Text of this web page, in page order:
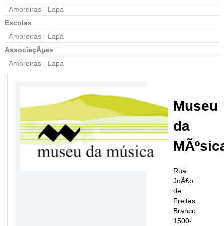
Amoreiras - Lapa
Escolas
Amoreiras - Lapa
AssociaçÃµes
Amoreiras - Lapa
Museu
da
Rua
JoÃ£o
de
Freitas
Branco
1500-